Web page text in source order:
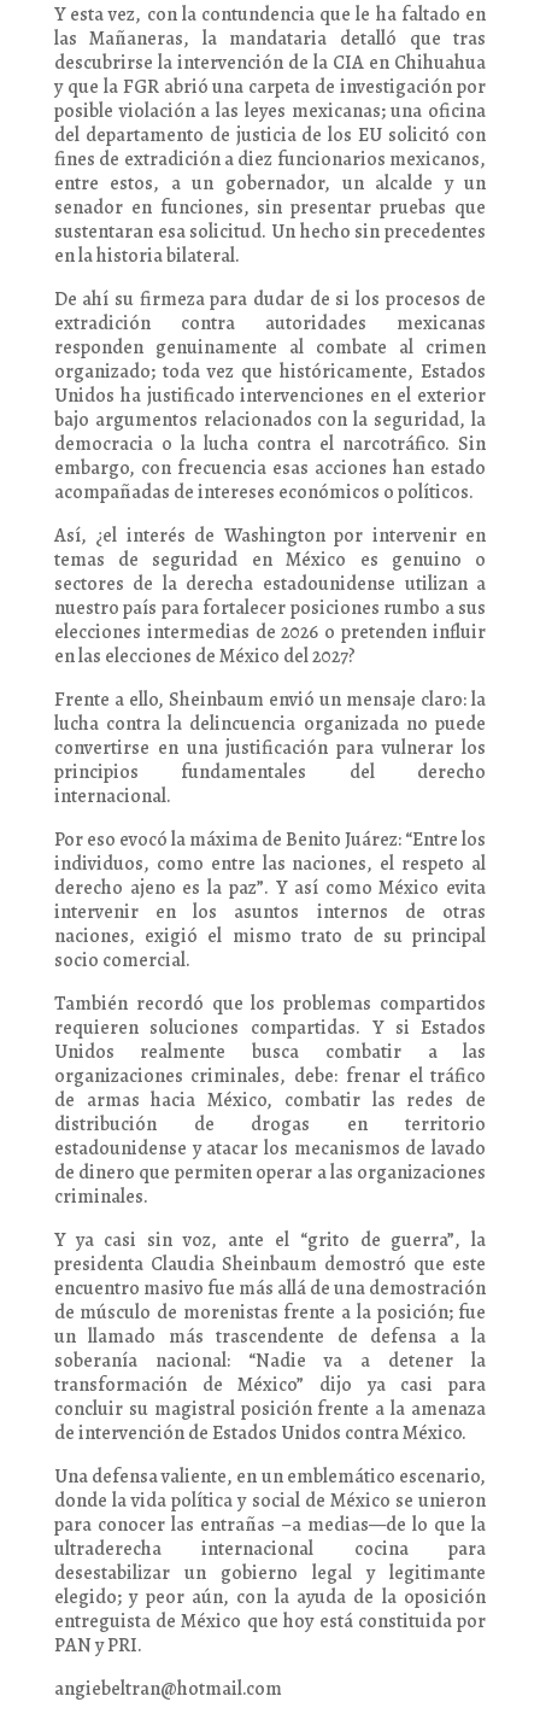
Y esta vez, con la contundencia que le ha faltado en
las Mañaneras, la mandataria detalló que tras
descubrirse la intervención de la CIA en Chihuahua
y que la FGR abrió una carpeta de investigación por
posible violación a las leyes mexicanas; una oficina
del departamento de justicia de los EU solicitó con
fines de extradición a diez funcionarios mexicanos,
entre estos, a un gobernador, un alcalde y un
senador en funciones, sin presentar pruebas que
sustentaran esa solicitud. Un hecho sin precedentes
en la historia bilateral.
De ahí su firmeza para dudar de si los procesos de
extradición contra autoridades mexicanas
responden genuinamente al combate al crimen
organizado; toda vez que históricamente, Estados
Unidos ha justificado intervenciones en el exterior
bajo argumentos relacionados con la seguridad, la
democracia o la lucha contra el narcotráfico. Sin
embargo, con frecuencia esas acciones han estado
acompañadas de intereses económicos o políticos.
Así, ¿el interés de Washington por intervenir en
temas de seguridad en México es genuino o
sectores de la derecha estadounidense utilizan a
nuestro país para fortalecer posiciones rumbo a sus
elecciones intermedias de 2026 o pretenden influir
en las elecciones de México del 2027?
Frente a ello, Sheinbaum envió un mensaje claro: la
lucha contra la delincuencia organizada no puede
convertirse en una justificación para vulnerar los
principios fundamentales del derecho
internacional.
Por eso evocó la máxima de Benito Juárez: “Entre los
individuos, como entre las naciones, el respeto al
derecho ajeno es la paz”. Y así como México evita
intervenir en los asuntos internos de otras
naciones, exigió el mismo trato de su principal
socio comercial.
También recordó que los problemas compartidos
requieren soluciones compartidas. Y si Estados
Unidos realmente busca combatir a las
organizaciones criminales, debe: frenar el tráfico
de armas hacia México, combatir las redes de
distribución de drogas en territorio
estadounidense y atacar los mecanismos de lavado
de dinero que permiten operar a las organizaciones
criminales.
Y ya casi sin voz, ante el “grito de guerra”, la
presidenta Claudia Sheinbaum demostró que este
encuentro masivo fue más allá de una demostración
de músculo de morenistas frente a la posición; fue
un llamado más trascendente de defensa a la
soberanía nacional: “Nadie va a detener la
transformación de México” dijo ya casi para
concluir su magistral posición frente a la amenaza
de intervención de Estados Unidos contra México.
Una defensa valiente, en un emblemático escenario,
donde la vida política y social de México se unieron
para conocer las entrañas –a medias—de lo que la
ultraderecha internacional cocina para
desestabilizar un gobierno legal y legitimante
elegido; y peor aún, con la ayuda de la oposición
entreguista de México que hoy está constituida por
PAN y PRI.
angiebeltran@hotmail.com